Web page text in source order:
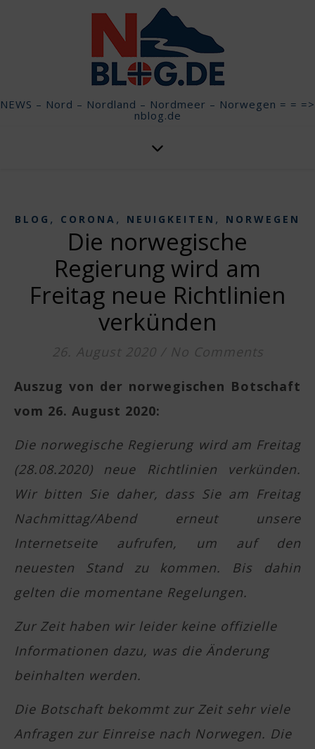
NEWS – Nord – Nordland – Nordmeer – Norwegen = = =>
nblog.de
BLOG , CORONA , NEUIGKEITEN , NORWEGEN
Die norwegische
Regierung wird am
Freitag neue Richtlinien
verkünden
26. August 2020 / No Comments
Auszug von der norwegischen Botschaft
vom 26. August 2020:
Die norwegische Regierung wird am Freitag
(28.08.2020) neue Richtlinien verkünden.
Wir bitten Sie daher, dass Sie am Freitag
Nachmittag/Abend erneut unsere
Internetseite aufrufen, um auf den
neuesten Stand zu kommen. Bis dahin
gelten die momentane Regelungen.
Zur Zeit haben wir leider keine offizielle
Informationen dazu, was die Änderung
beinhalten werden.
Die Botschaft bekommt zur Zeit sehr viele
Anfragen zur Einreise nach Norwegen. Die